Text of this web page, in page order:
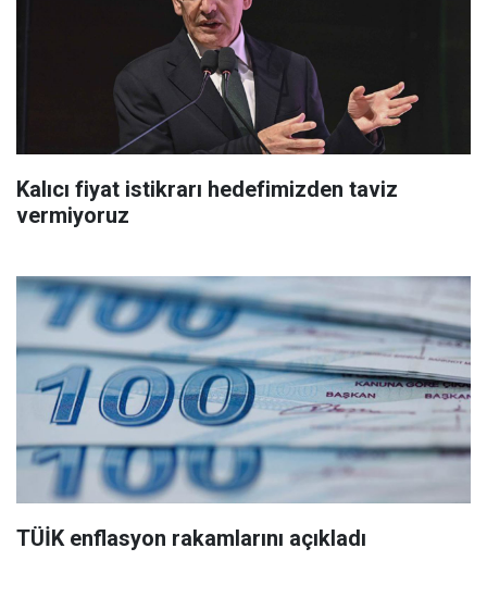
Kalıcı fiyat istikrarı hedefimizden taviz
vermiyoruz
TÜİK enflasyon rakamlarını açıkladı